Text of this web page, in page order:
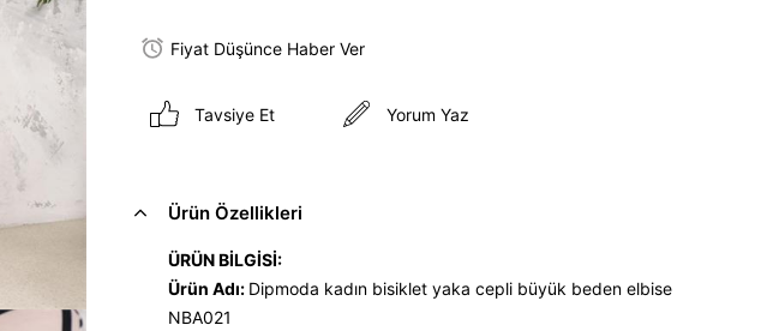
Fiyat Düşünce Haber Ver
Tavsiye Et Yorum Yaz
Ürün Özellikleri
ÜRÜN BİLGİSİ:
Ürün Adı: Dipmoda kadın bisiklet yaka cepli büyük beden elbise
NBA021